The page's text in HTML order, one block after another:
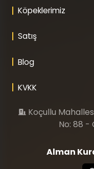
Köpeklerimiz
Satış
Blog
KVKK
Koçullu
No: 88 -
Alman